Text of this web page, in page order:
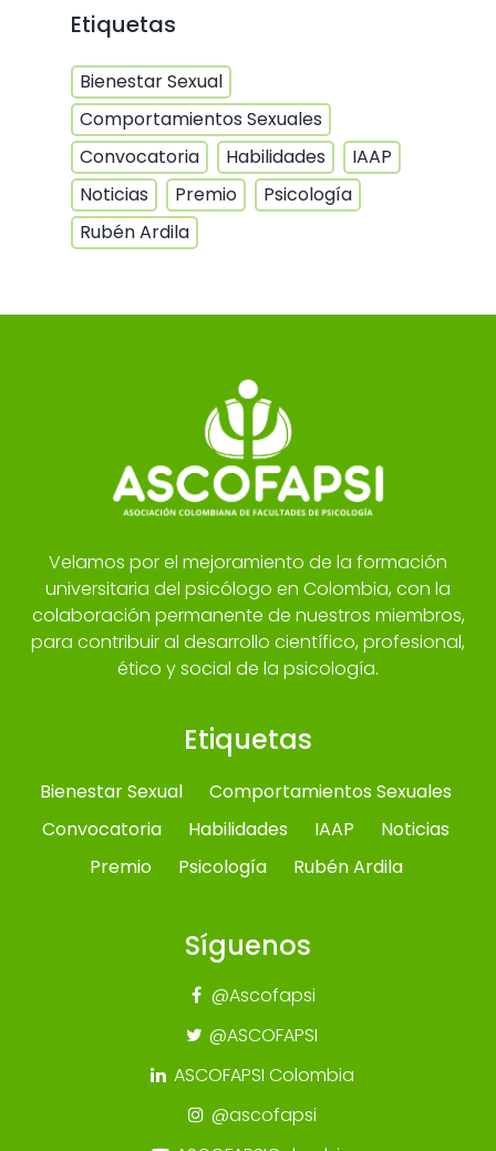
Etiquetas
Bienestar Sexual
Comportamientos Sexuales
Convocatoria
Habilidades
IAAP
Noticias
Premio
Psicología
Rubén Ardila
Velamos por el mejoramiento de la formación
universitaria del psicólogo en Colombia, con la
colaboración permanente de nuestros miembros,
para contribuir al desarrollo científico, profesional,
ético y social de la psicología.
Etiquetas
Bienestar Sexual
Comportamientos Sexuales
Convocatoria
Habilidades IAAP
Noticias
Premio
Psicología Rubén Ardila
Síguenos
@Ascofapsi
@ASCOFAPSI
ASCOFAPSI Colombia
@ascofapsi